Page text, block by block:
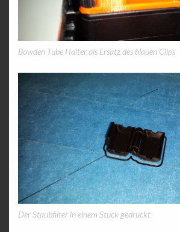
Bowden Tube Halter als Ersatz des blauen Clips
Der Staubfilter in einem Stück gedruckt